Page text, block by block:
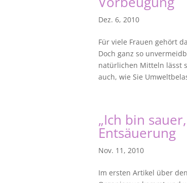
Dez. 6, 2010
Für viele Frauen gehört
Doch ganz so
natürlichen Mitteln lässt
auch, wie Sie
„Ich bin
Entsäuerung
Nov. 11, 2010
Im ersten Artikel über